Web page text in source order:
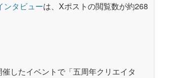
ンタビューは、Xポストの閲覧数が約268
したイベントで「五周年クリエイタ